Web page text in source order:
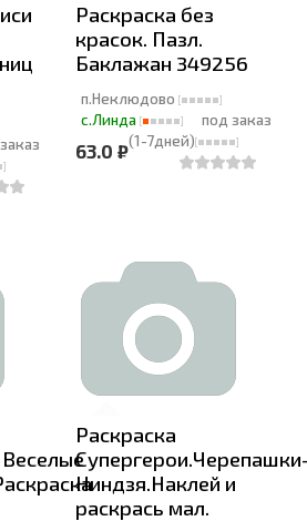
Раскраска без
красок. Пазл.
Баклажан 349256
п.Неклюдово
с.Линда
под заказ
(1-7дней)
63.0 ₽
Раскраска
Ниндзя.Наклей и
раскрась мал.